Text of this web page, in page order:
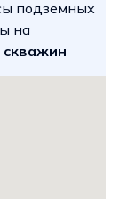
подземных
на
скважин